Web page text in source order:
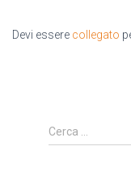
Devi essere collegato
R
i
Cerca …